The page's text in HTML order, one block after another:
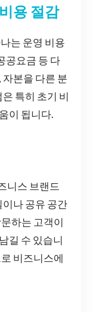
용 절감
는 운영 비용
공요금 등 다
본을 다른 분
특히 초기 비
이 됩니다.
니스 브랜드
나 공유 공간
하는 고객이
길 수 있습니
비즈니스에